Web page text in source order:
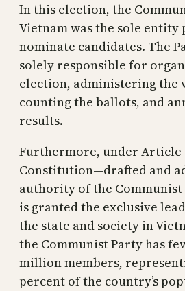
In this election, the
Vietnam was the sole
nominate candidates. The
solely responsible for
election, administering the
counting the ballots, and
results.
Furthermore, under Article
Constitution—drafted and
authority of the
is granted the exclusive
the state and society in
the Communist Party has
million members,
percent of the country’s